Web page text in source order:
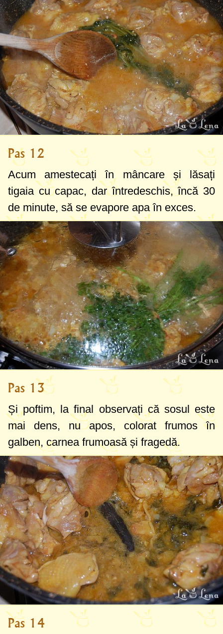
Pas 12
Acum amestecați în mâncare și lăsați
tigaia cu capac, dar întredeschis, încă 30
de minute, să se evapore apa în exces.
Pas 13
Și poftim, la final observați că sosul este
mai dens, nu apos, colorat frumos în
galben, carnea frumoasă și fragedă.
Pas 14